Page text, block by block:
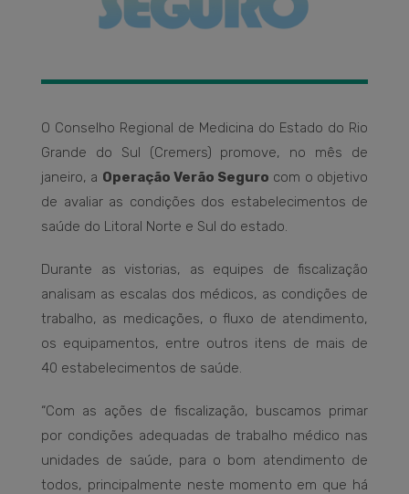
O Conselho Regional de Medicina do Estado do Rio
Grande do Sul (Cremers) promove, no mês de
janeiro, a Operação Verão Seguro com o objetivo
de avaliar as condições dos estabelecimentos de
saúde do Litoral Norte e Sul do estado.
Durante as vistorias, as equipes de fiscalização
analisam as escalas dos médicos, as condições de
trabalho, as medicações, o fluxo de atendimento,
os equipamentos, entre outros itens de mais de
40 estabelecimentos de saúde.
“Com as ações de fiscalização, buscamos primar
por condições adequadas de trabalho médico nas
unidades de saúde, para o bom atendimento de
todos, principalmente neste momento em que há